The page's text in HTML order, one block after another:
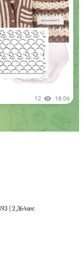
| 2,364sec